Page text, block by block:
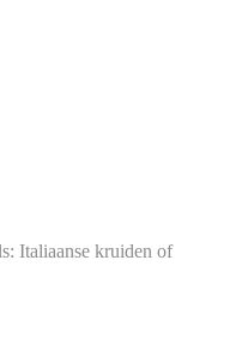
Italiaanse kruiden of